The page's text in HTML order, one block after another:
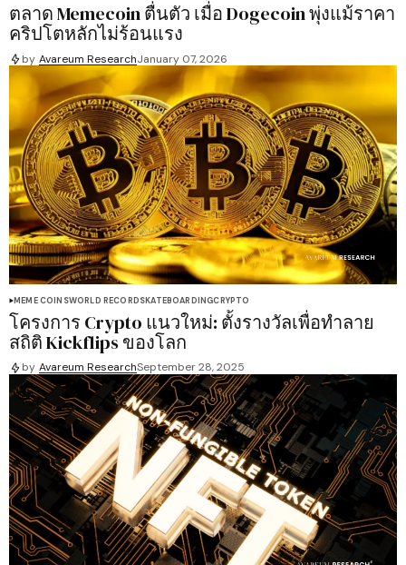
ตลาด Memecoin ตื่นตัว เมื่อ Dogecoin พุ่งแม้ราคา
คริปโตหลักไม่ร้อนแรง
by Avareum ResearchJanuary 07, 2026
MEME COINSWORLD RECORDSKATEBOARDINGCRYPTO
โครงการ Crypto แนวใหม่: ตั้งรางวัลเพื่อทำลาย
สถิติ Kickflips ของโลก
by Avareum ResearchSeptember 28, 2025